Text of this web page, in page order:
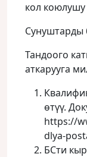
кол коюлушу
Сунуштарды
Тандоого
аткарууга
өтүү.
https://
dlya-
БСти